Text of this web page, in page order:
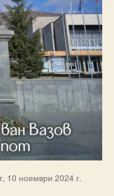
10 ноември 2024 г.